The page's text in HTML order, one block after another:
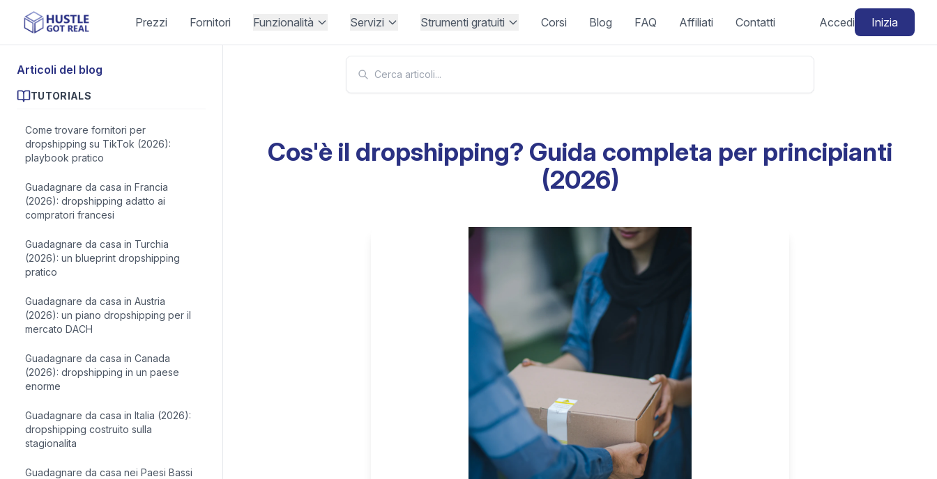
Prezzi Fornitori Funzionalità Servizi Strumenti gratuiti Corsi Blog FAQ Affiliati Contatti Accedi Inizia
Articoli del blog
TUTORIALS
Come trovare fornitori per
dropshipping su TikTok (2026):
playbook pratico
Guadagnare da casa in Francia
(2026): dropshipping adatto ai
compratori francesi
Guadagnare da casa in Turchia
(2026): un blueprint dropshipping
pratico
Guadagnare da casa in Austria
(2026): un piano dropshipping per il
mercato DACH
Guadagnare da casa in Canada
(2026): dropshipping in un paese
enorme
Guadagnare da casa in Italia (2026):
dropshipping costruito sulla
stagionalita
Guadagnare da casa nei Paesi Bassi
Cos'è il dropshipping? Guida completa per principianti
(2026)